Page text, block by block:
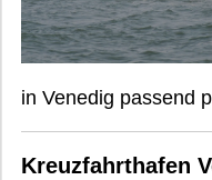
in Venedig passend
Kreuzfahrthafen